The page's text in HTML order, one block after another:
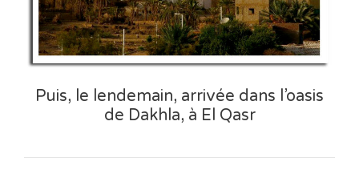
Puis, le lendemain, arrivée dans l’oasis
de Dakhla, à El Qasr